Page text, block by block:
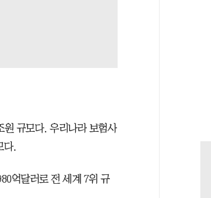
원 규모다. 우리나라 보험사
다.
억달러로 전 세계 7위 규